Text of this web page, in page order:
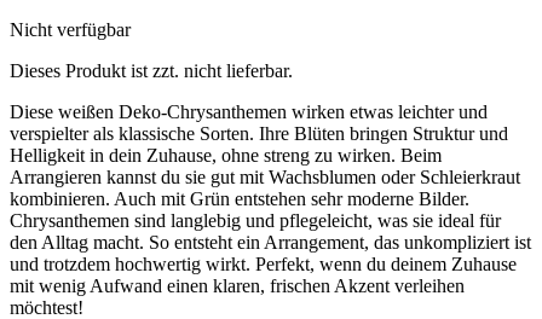
Nicht verfügbar
Dieses Produkt ist zzt. nicht lieferbar.
Diese weißen Deko-Chrysanthemen wirken etwas leichter und
verspielter als klassische Sorten. Ihre Blüten bringen Struktur und
Helligkeit in dein Zuhause, ohne streng zu wirken. Beim
Arrangieren kannst du sie gut mit Wachsblumen oder Schleierkraut
kombinieren. Auch mit Grün entstehen sehr moderne Bilder.
Chrysanthemen sind langlebig und pflegeleicht, was sie ideal für
den Alltag macht. So entsteht ein Arrangement, das unkompliziert ist
und trotzdem hochwertig wirkt. Perfekt, wenn du deinem Zuhause
mit wenig Aufwand einen klaren, frischen Akzent verleihen
möchtest!